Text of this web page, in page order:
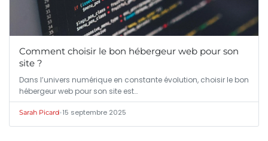
Comment choisir le bon hébergeur web pour son
site ?
Dans l’univers numérique en constante évolution, choisir le bon
hébergeur web pour son site est…
Sarah Picard•15 septembre 2025